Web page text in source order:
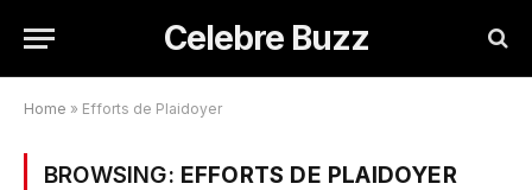
Celebre Buzz
Home » Efforts de Plaidoyer
BROWSING: EFFORTS DE PLAIDOYER